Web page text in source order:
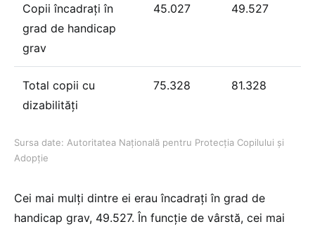
Copii încadraţi în
grad de handicap
grav
45.027 49.527
Total copii cu
dizabilităţi
75.328 81.328
Sursa date: Autoritatea Naţională pentru Protecţia Copilului şi
Adopţie
Cei mai mulți dintre ei erau încadraţi în grad de
handicap grav, 49.527. În funcție de vârstă, cei mai